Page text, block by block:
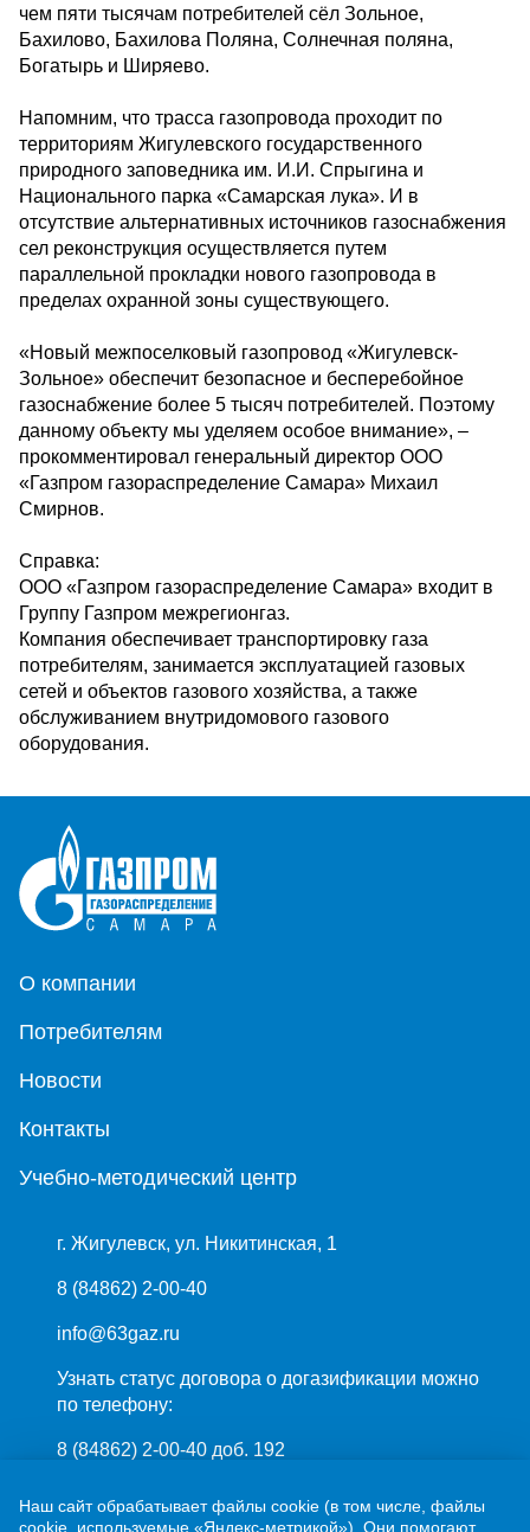
чем пяти тысячам потребителей сёл Зольное,
Бахилово, Бахилова Поляна, Солнечная поляна,
Богатырь и Ширяево.
Напомним, что трасса газопровода проходит по
территориям Жигулевского государственного
природного заповедника им. И.И. Спрыгина и
Национального парка «Самарская лука». И в
отсутствие альтернативных источников газоснабжения
сел реконструкция осуществляется путем
параллельной прокладки нового газопровода в
пределах охранной зоны существующего.
«Новый межпоселковый газопровод «Жигулевск-
Зольное» обеспечит безопасное и бесперебойное
газоснабжение более 5 тысяч потребителей. Поэтому
данному объекту мы уделяем особое внимание», –
прокомментировал генеральный директор ООО
«Газпром газораспределение Самара» Михаил
Смирнов.
Справка:
ООО «Газпром газораспределение Самара» входит в
Группу Газпром межрегионгаз.
Компания обеспечивает транспортировку газа
потребителям, занимается эксплуатацией газовых
сетей и объектов газового хозяйства, а также
обслуживанием внутридомового газового
оборудования.
О компании
Потребителям
Новости
Контакты
Учебно-методический центр
г. Жигулевск, ул. Никитинская, 1
8 (84862) 2-00-40
info@63gaz.ru
Узнать статус договора о догазификации можно
по телефону:
8 (84862) 2-00-40 доб. 192
Наш сайт обрабатывает файлы cookie (в том числе, файлы
cookie, используемые «Яндекс-метрикой»). Они помогают